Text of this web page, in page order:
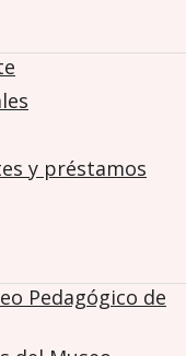
y préstamos
Pedagógico de